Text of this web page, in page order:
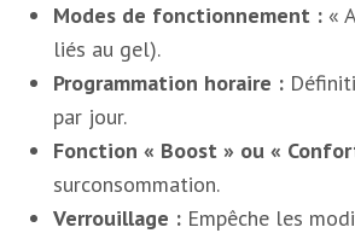
Modes de fonctionnement : «
liés au gel).
Programmation horaire :
par jour.
Fonction « Boost » ou «
surconsommation.
Verrouillage : Empêche les